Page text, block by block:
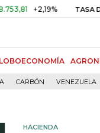
+2,19% TASA DE
CARBÓN VENEZUELA
HACIENDA